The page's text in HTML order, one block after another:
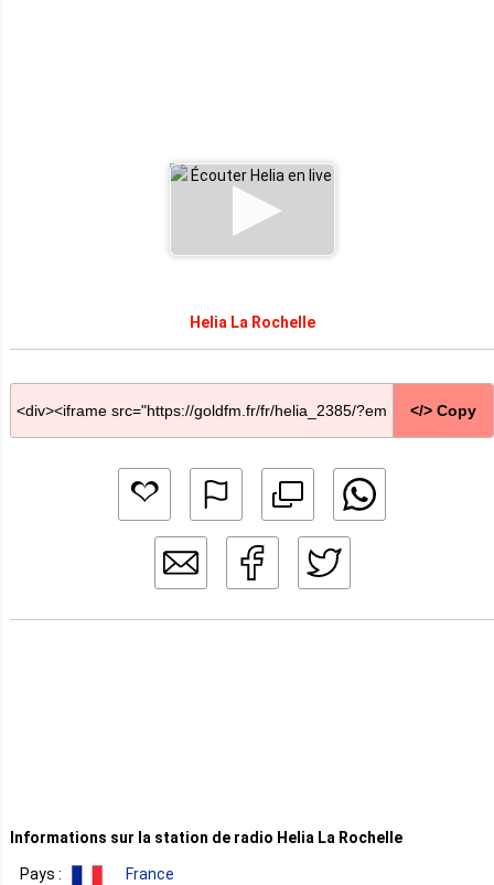
Helia La Rochelle
</> Copy
Informations sur la station de radio Helia La Rochelle
Pays : France